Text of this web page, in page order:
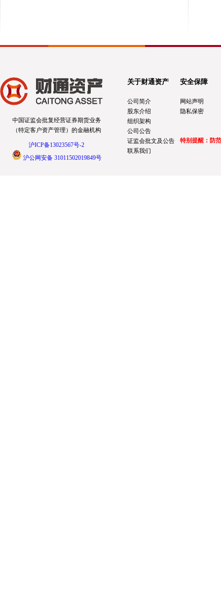
中国证监会批复经营证券期货业务
（特定客户资产管理）的金融机构
沪ICP备13023567号-2
沪公网安备 31011502019849号
关于财通资产 安全保障
特别提醒：防
公司简介
股东介绍
组织架构
公司公告
证监会批文及公告
联系我们
网站声明
隐私保密